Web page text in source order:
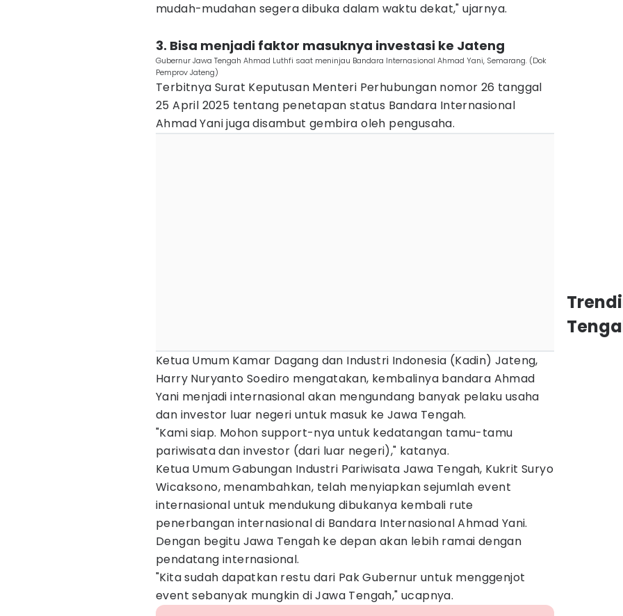
mudah-mudahan segera dibuka dalam waktu dekat," ujarnya.
3. Bisa menjadi faktor masuknya investasi ke Jateng
Gubernur Jawa Tengah Ahmad Luthfi saat meninjau Bandara Internasional Ahmad Yani, Semarang. (Dok
Pemprov Jateng)
Terbitnya Surat Keputusan Menteri Perhubungan nomor 26 tanggal
25 April 2025 tentang penetapan status Bandara Internasional
Ahmad Yani juga disambut gembira oleh pengusaha.
Ketua Umum Kamar Dagang dan Industri Indonesia (Kadin) Jateng,
Harry Nuryanto Soediro mengatakan, kembalinya bandara Ahmad
Yani menjadi internasional akan mengundang banyak pelaku usaha
dan investor luar negeri untuk masuk ke Jawa Tengah.
"Kami siap. Mohon support-nya untuk kedatangan tamu-tamu
pariwisata dan investor (dari luar negeri)," katanya.
Ketua Umum Gabungan Industri Pariwisata Jawa Tengah, Kukrit Suryo
Wicaksono, menambahkan, telah menyiapkan sejumlah event
internasional untuk mendukung dibukanya kembali rute
penerbangan internasional di Bandara Internasional Ahmad Yani.
Dengan begitu Jawa Tengah ke depan akan lebih ramai dengan
pendatang internasional.
"Kita sudah dapatkan restu dari Pak Gubernur untuk menggenjot
event sebanyak mungkin di Jawa Tengah," ucapnya.